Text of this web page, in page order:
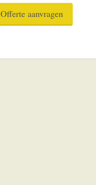
Offerte aanvragen